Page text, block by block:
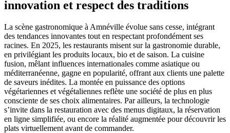
innovation et respect des traditions
La scène gastronomique à Amnéville évolue sans cesse, intégrant
des tendances innovantes tout en respectant profondément ses
racines. En 2025, les restaurants misent sur la gastronomie durable,
en privilégiant les produits locaux, bio et de saison. La cuisine
fusion, mêlant influences internationales comme asiatique ou
méditerranéenne, gagne en popularité, offrant aux clients une palette
de saveurs inédites. La montée en puissance des options
végétariennes et végétaliennes reflète une société de plus en plus
consciente de ses choix alimentaires. Par ailleurs, la technologie
s’invite dans la restauration avec des menus digitaux, la réservation
en ligne simplifiée, ou encore la réalité augmentée pour découvrir les
plats virtuellement avant de commander.